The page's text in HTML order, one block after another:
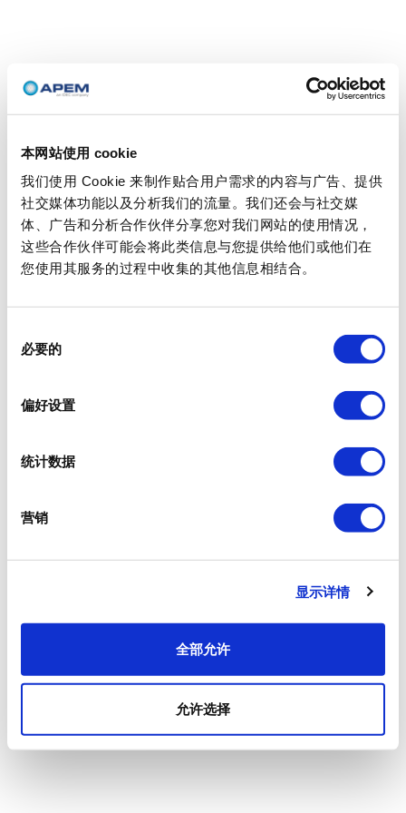
本网站使用 cookie
我们使用 Cookie 来制作贴合用户需求的内容与广告、提供
社交媒体功能以及分析我们的流量。我们还会与社交媒
体、广告和分析合作伙伴分享您对我们网站的使用情况，
这些合作伙伴可能会将此类信息与您提供给他们或他们在
您使用其服务的过程中收集的其他信息相结合。
必要的
偏好设置
统计数据
营销
显示详情
全部允许
允许选择